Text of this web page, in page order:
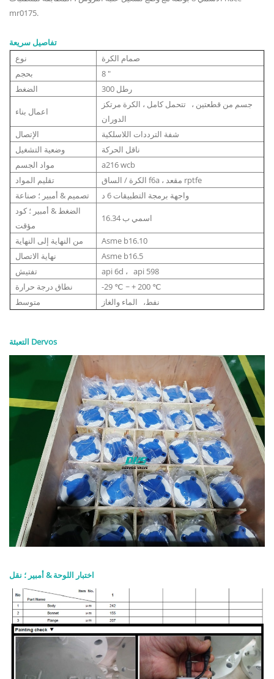
mr0175.
تفاصيل سريعة
نوع
صمام الكرة
بحجم
8 "
الضغط
300 رطل
اعمال بناء
جسم من قطعتين ، تتحمل كامل ، الكرة مرتكز
الدوران
الإتصال
شفة الترددات اللاسلكية
وضعية التشغيل
ناقل الحركة
مواد الجسم
a216 wcb
تقليم المواد
الكرة / الساق f6a ، مقعد rptfe
تصميم & أمبير ؛ صناعة
واجهة برمجة التطبيقات 6 د
الضغط & أمبير ؛ كود
مؤقت
اسمي ب 16.34
من النهاية إلى النهاية
Asme b16.10
نهاية الاتصال
Asme b16.5
تفتيش
api 6d ، api 598
نطاق درجة حرارة
-29 ℃ ~ + 200 ℃
متوسط
نفط، الماء والغاز
التعبئة Dervos
اختبار اللوحة & أمبير ؛ نقل